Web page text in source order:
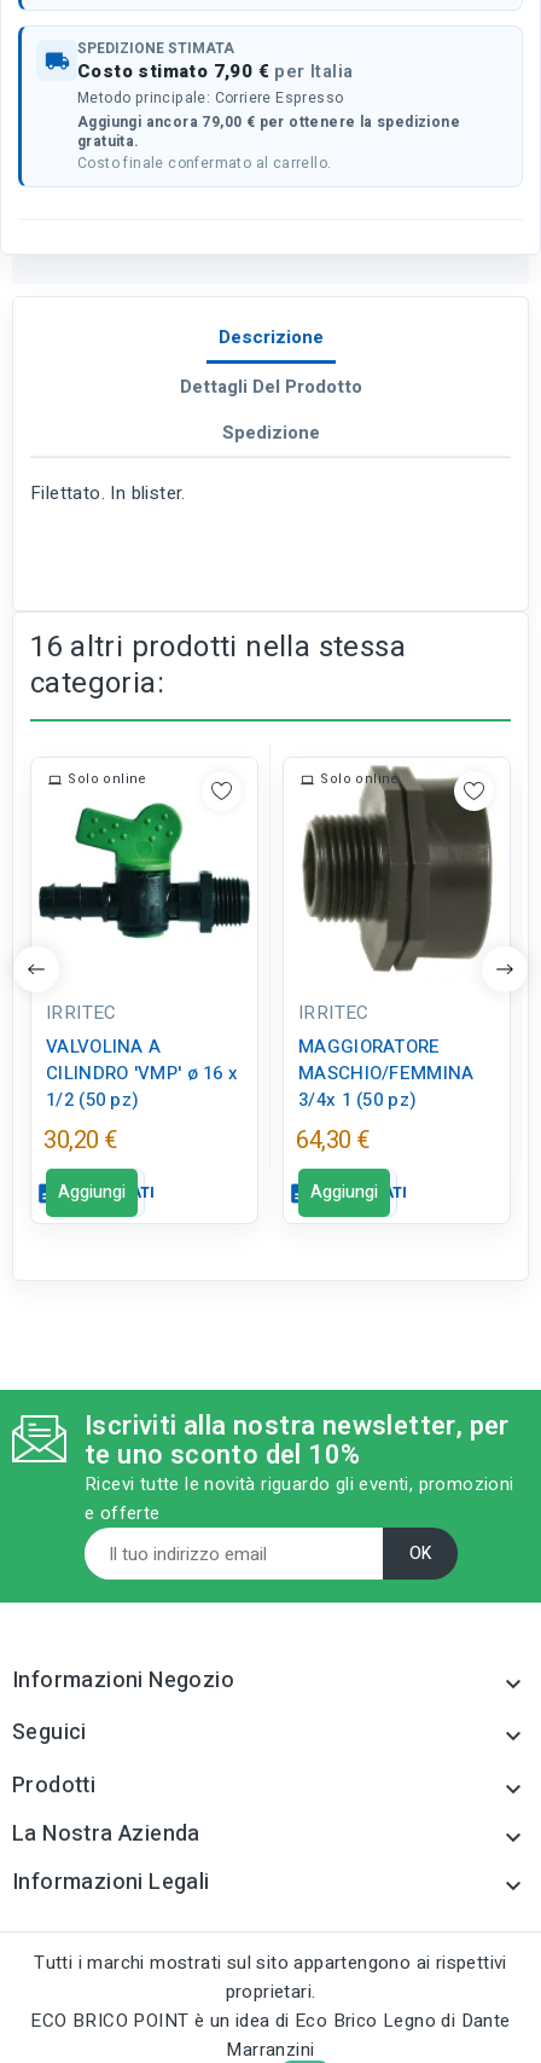
local_shipping SPEDIZIONE STIMATA
Costo stimato 7,90 € per Italia
Metodo principale: Corriere Espresso
Aggiungi ancora 79,00 € per ottenere la spedizione
gratuita.
Costo finale confermato al carrello.
Descrizione
Dettagli Del Prodotto
Spedizione
Filettato. In blister.
16 altri prodotti nella stessa
categoria:
Solo online
IRRITEC
VALVOLINA A
CILINDRO 'VMP' ø 16 x
1/2 (50 pz)
30,20 €
descriptionSCHEDA DATI
category
MODELLO
Ø 16 x 1/2
sell
CATEGORIA PRODOTTO
Microirrigazione
tuneRC LABEL
Disponibile online
Aggiungi
Solo online
IRRITEC
MAGGIORATORE
MASCHIO/FEMMINA
3/4x 1 (50 pz)
64,30 €
descriptionSCHEDA DATI
category
MODELLO
3/4x 1
Microirrigazione
Aggiungi
Iscriviti alla nostra newsletter, per
te uno sconto del 10%
Ricevi tutte le novità riguardo gli eventi, promozioni
e offerte
Informazioni Negozio 
Seguici 
Prodotti 
La Nostra Azienda 
Informazioni Legali 
Tutti i marchi mostrati sul sito appartengono ai rispettivi
proprietari.
ECO BRICO POINT è un idea di Eco Brico Legno di Dante
Marranzini